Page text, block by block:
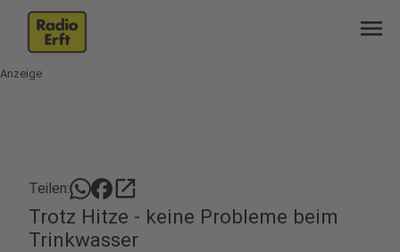
menu
Anzeige
Teilen: open_in_new
Trotz Hitze - keine Probleme beim
Trinkwasser